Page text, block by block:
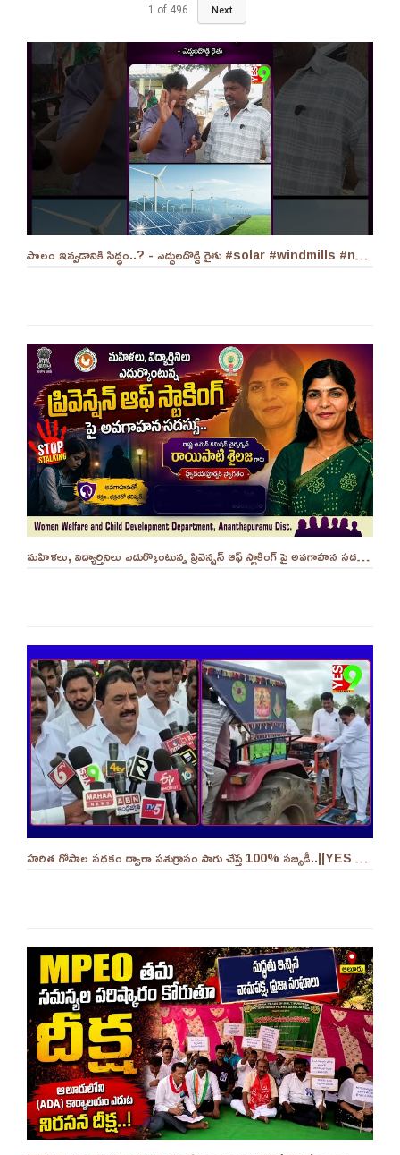
1 of 496 Next
పొలం ఇవ్వడానికి సిద్ధం..? - ఎద్దులదొడ్డి రైతు #solar #windmills #naralokesh #solarenergy
మహిళలు, విద్యార్తినిలు ఎదుర్కొంటున్న ప్రివెన్షన్ ఆఫ్ స్టాకింగ్ పై అవగాహన సదస్సు.. - ||YES 9TV
హరిత గోపాల పథకం ద్వారా పశుగ్రాసం సాగు చేస్తే 100% సబ్సిడీ..||YES 9TV